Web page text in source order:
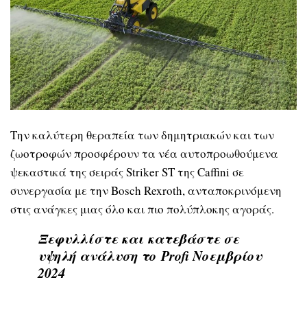
Την καλύτερη θεραπεία των δημητριακών και των
ζωοτροφών προσφέρουν τα νέα αυτοπροωθούμενα
ψεκαστικά της σειράς Striker ST της Caffini σε
συνεργασία με την Bosch Rexroth, ανταποκρινόμενη
στις ανάγκες μιας όλο και πιο πολύπλοκης αγοράς.
Ξεφυλλίστε και κατεβάστε σε
υψηλή ανάλυση τοProfi Νοεμβρίου
2024